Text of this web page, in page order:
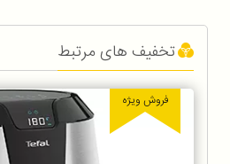
تخفیف های مرتبط
فروش ویژه